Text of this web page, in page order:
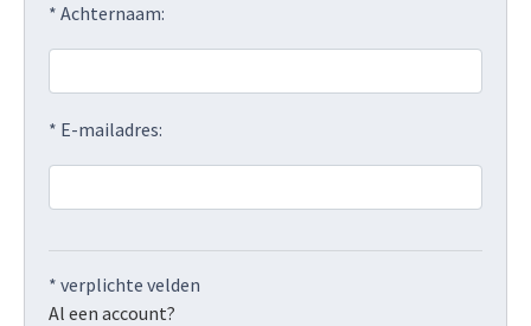
* Achternaam:
* E-mailadres:
* verplichte velden
Al een account?